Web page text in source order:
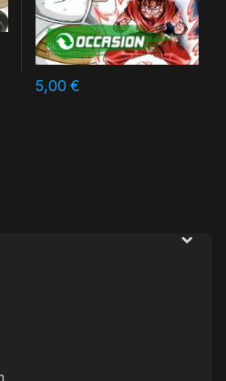
5,00€